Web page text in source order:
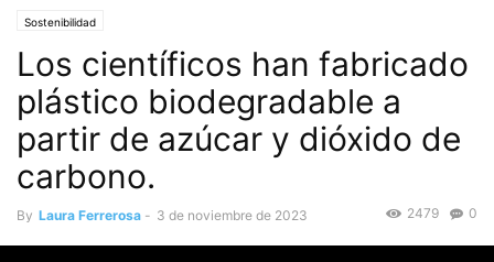
Sostenibilidad
Los científicos han fabricado
plástico biodegradable a
partir de azúcar y dióxido de
carbono.
By Laura Ferrerosa - 3 de noviembre de 2023 0
2479